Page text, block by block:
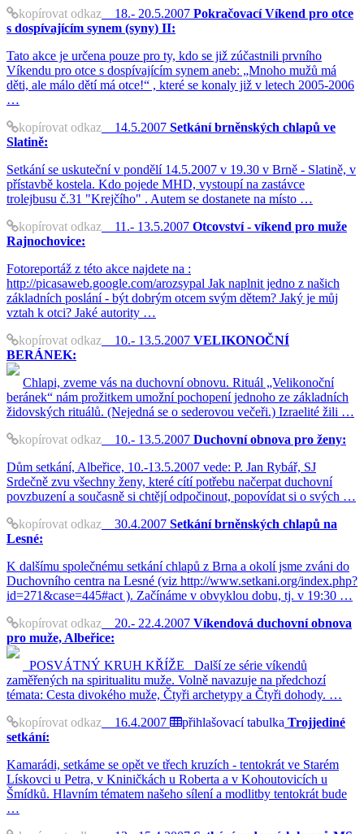
kopírovat odkaz 18.- 20.5.2007 Pokračovací Víkend pro otce
s dospívajícím synem (syny) II:
Tato akce je určena pouze pro ty, kdo se již zúčastnili prvního
Víkendu pro otce s dospívajícím synem aneb: „Mnoho mužů má
děti, ale málo dětí má otce!“ , které se konaly již v letech 2005-2006
…
kopírovat odkaz 14.5.2007 Setkání brněnských chlapů ve
Slatině:
Setkání se uskuteční v pondělí 14.5.2007 v 19.30 v Brně - Slatině, v
přístavbě kostela. Kdo pojede MHD, vystoupí na zastávce
trolejbusu č.31 "Krejčího" . Autem se dostanete na místo …
kopírovat odkaz 11.- 13.5.2007 Otcovství - víkend pro muže
Rajnochovice:
Fotoreportáž z této akce najdete na :
http://picasaweb.google.com/arozsypal Jak naplnit jedno z našich
základních poslání - být dobrým otcem svým dětem? Jaký je můj
vztah k otci? Jaké autority …
kopírovat odkaz 10.- 13.5.2007 VELIKONOČNÍ
BERÁNEK:
Chlapi, zveme vás na duchovní obnovu. Rituál „Velikonoční
beránek“ nám prožitkem umožní pochopení jednoho ze základních
židovských rituálů. (Nejedná se o sederovou večeři.) Izraelité žili …
kopírovat odkaz 10.- 13.5.2007 Duchovní obnova pro ženy:
Dům setkání, Albeřice, 10.-13.5.2007 vede: P. Jan Rybář, SJ
Srdečně zvu všechny ženy, které cítí potřebu načerpat duchovní
povzbuzení a současně si chtějí odpočinout, popovídat si o svých …
kopírovat odkaz 30.4.2007 Setkání brněnských chlapů na
Lesné:
K dalšímu společnému setkání chlapů z Brna a okolí jsme zváni do
Duchovního centra na Lesné (viz http://www.setkani.org/index.php?
id=271&case=445#act ). Začínáme v obvyklou dobu, tj. v 19:30 …
kopírovat odkaz 20.- 22.4.2007 Víkendová duchovní obnova
pro muže, Albeřice:
POSVÁTNÝ KRUH KŘÍŽE Další ze série víkendů
zaměřených na spiritualitu muže. Volně navazuje na předchozí
témata: Cesta divokého muže, Čtyři archetypy a Čtyři dohody. …
kopírovat odkaz 16.4.2007 přihlašovací tabulka Trojjediné
setkání:
Kamarádi, setkáme se opět ve třech kruzích - tentokrát ve Starém
Lískovci u Petra, v Kniničkách u Roberta a v Kohoutovicích u
Šmídků. Hlavním tématem našeho sílení a modlitby tentokrát bude
…